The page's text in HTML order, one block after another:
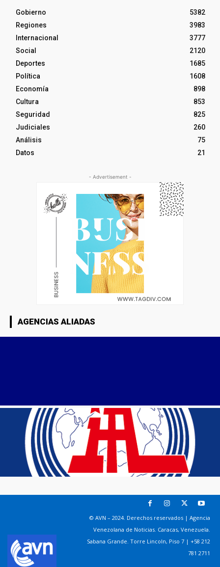
Gobierno
5382
Regiones
3983
Internacional
3777
Social
2120
Deportes
1685
Política
1608
Economía
898
Cultura
853
Seguridad
825
Judiciales
260
Análisis
75
Datos
21
- Advertisement -
AGENCIAS ALIADAS
© AVN – 2024. Derechos reservados | Agencia
Venezolana de Noticias. Caracas, Venezuela.
Sabana Grande. Torre Lincoln, Piso 7 | +58 212
781 2711